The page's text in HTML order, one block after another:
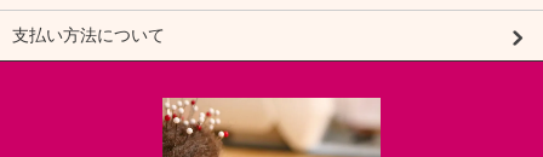
支払い方法について